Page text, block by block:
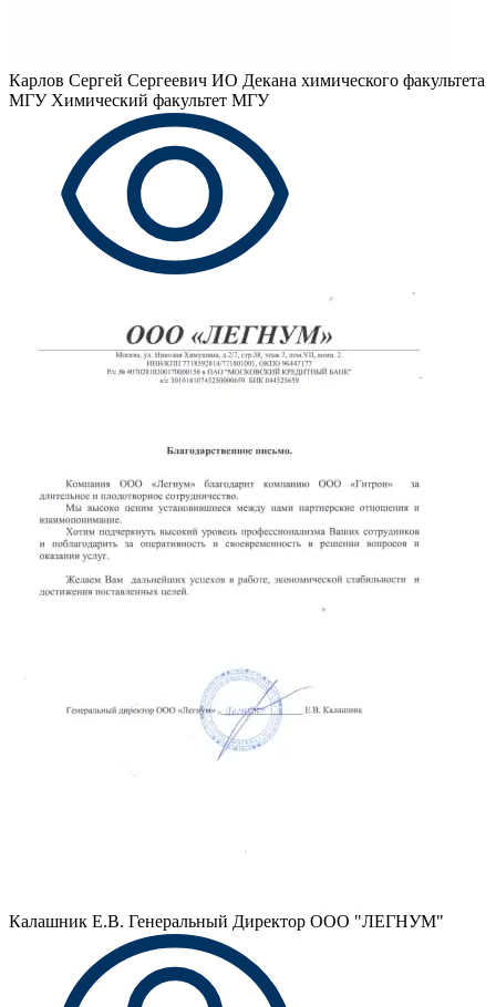
Карлов Сергей Сергеевич ИО Декана химического факультета
МГУ Химический факультет МГУ
Калашник Е.В. Генеральный Директор ООО "ЛЕГНУМ"